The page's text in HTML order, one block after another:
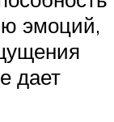
эмоций,
дает